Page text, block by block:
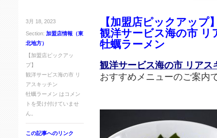
3月 18, 2023
Section: 加盟店情報（東
北地方）
【加盟店ピックアッ
プ】
観洋サービス海の市 リ
アスキッチン
牡蠣ラーメン は コメン
トを受け付けていませ
ん。
この記事へのリンク
【加盟店ピックアップ
観洋サービス海の市 リ
牡蠣ラーメン
観洋サービス海の市 リアス
おすすめメニューのご案内